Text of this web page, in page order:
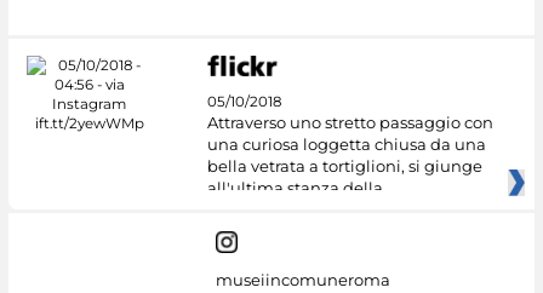
05/10/2018
Attraverso uno stretto passaggio con
una curiosa loggetta chiusa da una
bella vetrata a tortiglioni, si giunge
all'ultima stanza della
museiincomuneroma